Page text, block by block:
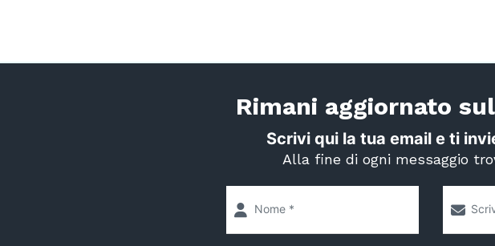
Rimani aggiornato
Scrivi qui la tua email e ti
Alla fine di ogni messaggio